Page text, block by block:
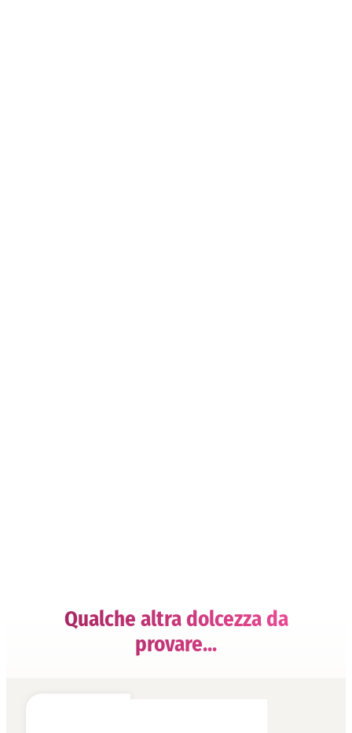
Qualche altra dolcezza da
provare...